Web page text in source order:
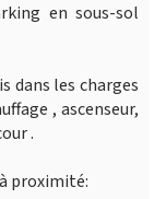
en sous-sol
dans les charges
, ascenseur,
.
proximité: